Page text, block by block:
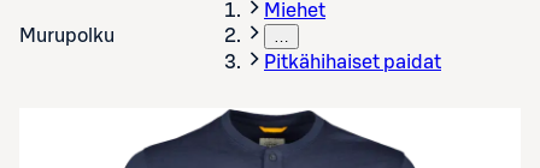
Murupolku
Miehet
…
Pitkähihaiset paidat